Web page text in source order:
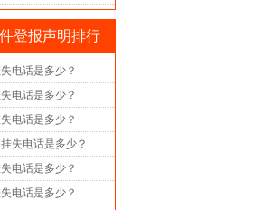
登报声明排行
电话是多少？
电话是多少？
电话是多少？
失电话是多少？
电话是多少？
电话是多少？